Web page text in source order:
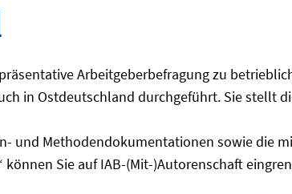
Arbeitgeberbefragung zu
in Ostdeutschland durchgeführt. Sie stellt
und Methodendokumentationen sowie die
Sie auf IAB-(Mit-)Autorenschaft